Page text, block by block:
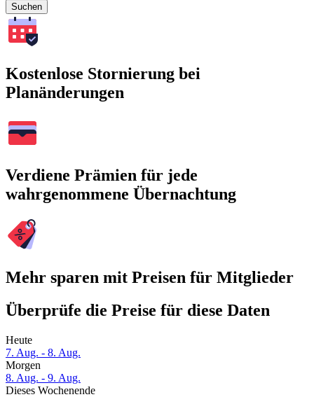
Suchen
Kostenlose Stornierung bei
Planänderungen
Verdiene Prämien für jede
wahrgenommene Übernachtung
Mehr sparen mit Preisen für Mitglieder
Überprüfe die Preise für diese Daten
Heute
7. Aug. - 8. Aug.
Morgen
8. Aug. - 9. Aug.
Dieses Wochenende